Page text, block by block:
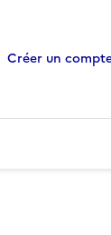
Créer un